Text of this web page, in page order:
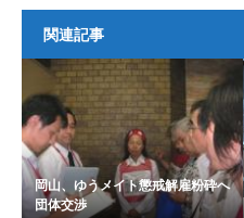
関連記事
岡山、ゆうメイト懲戒解雇粉砕へ
団体交渉